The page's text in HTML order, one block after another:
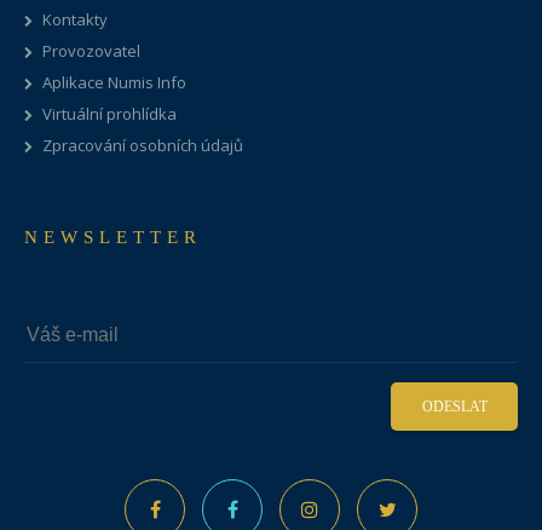
Kontakty
Provozovatel
Aplikace Numis Info
Virtuální prohlídka
Zpracování osobních údajů
NEWSLETTER
ODESLAT